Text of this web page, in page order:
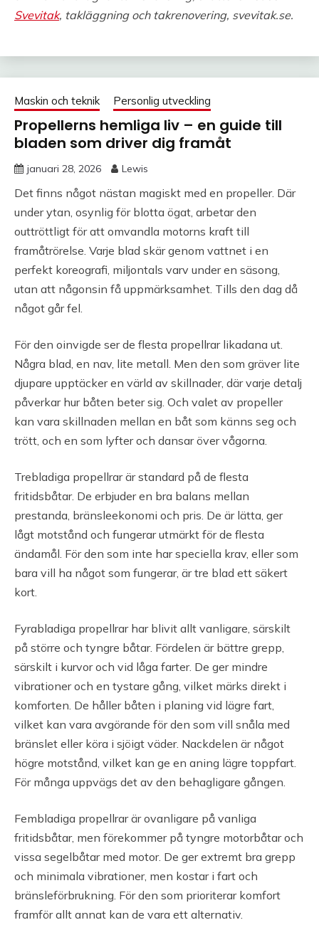
Svevitak, takläggning och takrenovering, svevitak.se.
Maskin och teknik Personlig utveckling
Propellerns hemliga liv – en guide till
bladen som driver dig framåt
januari 28, 2026 Lewis
Det finns något nästan magiskt med en propeller. Där
under ytan, osynlig för blotta ögat, arbetar den
outtröttligt för att omvandla motorns kraft till
framåtrörelse. Varje blad skär genom vattnet i en
perfekt koreografi, miljontals varv under en säsong,
utan att någonsin få uppmärksamhet. Tills den dag då
något går fel.
För den oinvigde ser de flesta propellrar likadana ut.
Några blad, en nav, lite metall. Men den som gräver lite
djupare upptäcker en värld av skillnader, där varje detalj
påverkar hur båten beter sig. Och valet av propeller
kan vara skillnaden mellan en båt som känns seg och
trött, och en som lyfter och dansar över vågorna.
Trebladiga propellrar är standard på de flesta
fritidsbåtar. De erbjuder en bra balans mellan
prestanda, bränsleekonomi och pris. De är lätta, ger
lågt motstånd och fungerar utmärkt för de flesta
ändamål. För den som inte har speciella krav, eller som
bara vill ha något som fungerar, är tre blad ett säkert
kort.
Fyrabladiga propellrar har blivit allt vanligare, särskilt
på större och tyngre båtar. Fördelen är bättre grepp,
särskilt i kurvor och vid låga farter. De ger mindre
vibrationer och en tystare gång, vilket märks direkt i
komforten. De håller båten i planing vid lägre fart,
vilket kan vara avgörande för den som vill snåla med
bränslet eller köra i sjöigt väder. Nackdelen är något
högre motstånd, vilket kan ge en aning lägre toppfart.
För många uppvägs det av den behagligare gången.
Fembladiga propellrar är ovanligare på vanliga
fritidsbåtar, men förekommer på tyngre motorbåtar och
vissa segelbåtar med motor. De ger extremt bra grepp
och minimala vibrationer, men kostar i fart och
bränsleförbrukning. För den som prioriterar komfort
framför allt annat kan de vara ett alternativ.